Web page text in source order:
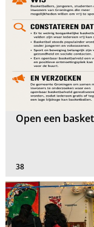
Open een
38